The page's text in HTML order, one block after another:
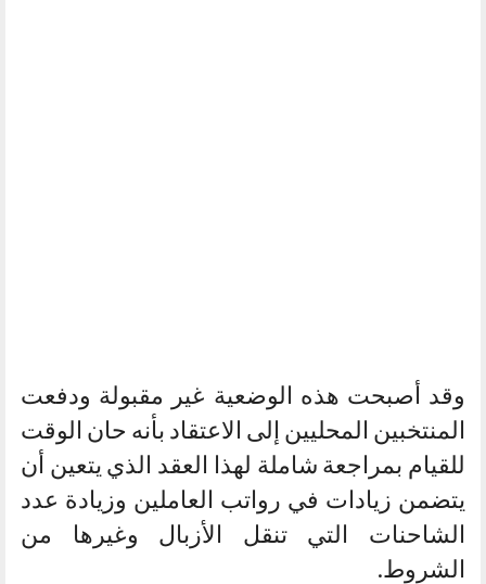
وقد أصبحت هذه الوضعية غير مقبولة ودفعت
المنتخبين المحليين إلى الاعتقاد بأنه حان الوقت
للقيام بمراجعة شاملة لهذا العقد الذي يتعين أن
يتضمن زيادات في رواتب العاملين وزيادة عدد
الشاحنات التي تنقل الأزبال وغيرها من
الشروط.